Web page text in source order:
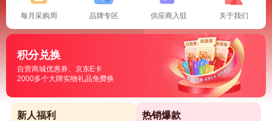
每月采购周 品牌专区 供应商入驻 关于我们
积分兑换
自营商城优惠券、京东E卡
2000多个大牌实物礼品免费换
新人福利 热销爆款